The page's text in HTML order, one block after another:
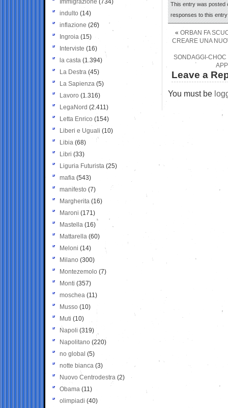
This entry was posted
responses to this
« ORBAN FA
CREARE UNA
SONDAGGI-
Leave a
You must be
Immigrazione (734)
indulto (14)
inflazione (26)
Ingroia (15)
Interviste (16)
la casta (1.394)
La Destra (45)
La Sapienza (5)
Lavoro (1.316)
LegaNord (2.411)
Letta Enrico (154)
Liberi e Uguali (10)
Libia (68)
Libri (33)
Liguria Futurista (25)
mafia (543)
manifesto (7)
Margherita (16)
Maroni (171)
Mastella (16)
Mattarella (60)
Meloni (14)
Milano (300)
Montezemolo (7)
Monti (357)
moschea (11)
Musso (10)
Muti (10)
Napoli (319)
Napolitano (220)
no global (5)
notte bianca (3)
Nuovo Centrodestra (2)
Obama (11)
olimpiadi (40)